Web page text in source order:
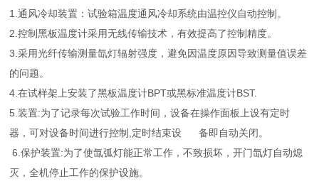
1.通风冷却装置：试验箱温度通风冷却系统由温控仪自动控制。
2.控制黑板温度计采用无线传输技术，有效提高了控制精度。
3.采用光纤传输测量氙灯辐射强度，避免因温度原因导致测量值误差
的问题。
4.在试样架上安装了黑板温度计BPT或黑标准温度计BST.
5.装置:为了记录每次试验工作时间，设备在操作面板上设有定时
器，可对设备时间进行控制,定时结束设 备即自动关闭。
6.保护装置:为了使氙弧灯能正常工作，不致损坏，开门氙灯自动熄
灭，全机停止工作的保护设施。